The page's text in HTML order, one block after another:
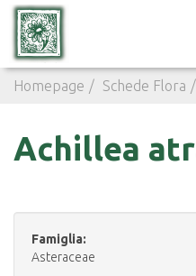
Homepage Schede Flora
Achillea
Famiglia:
Asteraceae